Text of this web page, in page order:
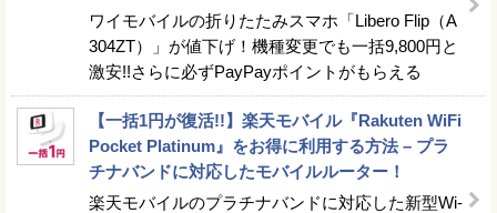
ワイモバイルの折りたたみスマホ「Libero Flip（A
304ZT）」が値下げ！機種変更でも一括9,800円と
激安!!さらに必ずPayPayポイントがもらえる
【一括1円が復活!!】楽天モバイル『Rakuten WiFi
Pocket Platinum』をお得に利用する方法 – プラ
チナバンドに対応したモバイルルーター！
楽天モバイルのプラチナバンドに対応した新型Wi-